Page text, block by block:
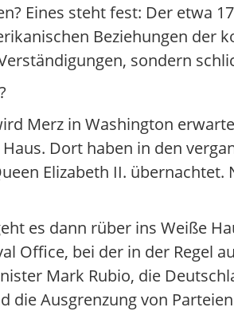
Eines steht fest: Der etwa
Beziehungen der
sondern
Merz in Washington
Dort haben in den
Elizabeth II.
es dann rüber ins Weiße
Office, bei der in der Regel
Mark Rubio, die
die Ausgrenzung von